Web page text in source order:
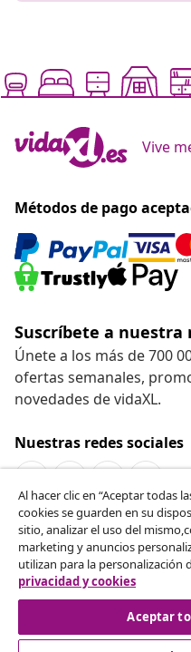
Vive
Métodos de pago
Suscríbete a
Únete a los más de 700
ofertas semanales,
novedades de vidaXL.
Nuestras redes sociales
Desistir del contrato
Solicita la cancelación
Desistir
Al hacer clic en “Aceptar todas
cookies se guarden en su
sitio, analizar el uso del
marketing y anuncios
utilizan para la personalización
privacidad y cookies
Aceptar